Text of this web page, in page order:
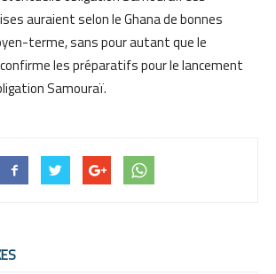
auraient selon le Ghana de bonnes
terme, sans pour autant que le
les préparatifs pour le lancement
Samouraï.